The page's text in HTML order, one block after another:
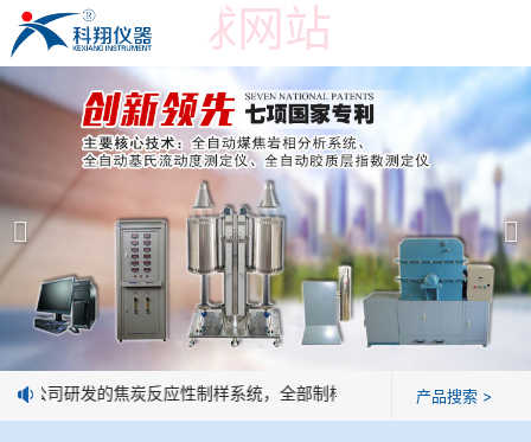
世界杯押球网站
世界杯押球网站
产品展示 ＞
焦炭高温性能检测系统
焦化行业检测及优化配煤设备
球团矿/烧结矿/块矿高温冶金性能检测系统
烧结/球团优化配矿研究设备
公司简介
世界杯押球网站
企业业绩
技术交流
我公司研发的焦炭反应性制样系统，全部制样过程机械化操作，没有
产品搜索 >